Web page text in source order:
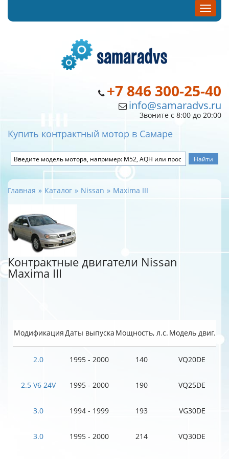
+7 846 300-25-40
info@samaradvs.ru
Звоните с 8:00 до 20:00
Купить контрактный мотор в Самаре
Главная Каталог Nissan Maxima III
Контрактные двигатели Nissan
Maxima III
МодификацияДаты выпуска Мощность, л.с. Модель двиг.
2.0 1995 - 2000 140 VQ20DE
2.5 V6 24V 1995 - 2000 190 VQ25DE
3.0 1994 - 1999 193 VG30DE
3.0 1995 - 2000 214 VQ30DE